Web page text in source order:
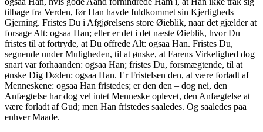
tilbage fra Verden, før Han havde fuldkommet sin Kjerligheds
Gjerning. Fristes Du i Afgjørelsens store Øieblik, naar det gjælder at
forsage Alt: ogsaa Han; eller er det i det næste Øieblik, hvor Du
fristes til at fortryde, at Du offrede Alt: ogsaa Han. Fristes Du,
segnende under Muligheden, til at ønske, at Farens Virkelighed dog
snart var forhaanden: ogsaa Han; fristes Du, forsmægtende, til at
ønske Dig Døden: ogsaa Han. Er Fristelsen den, at være forladt af
Menneskene: ogsaa Han fristedes; er den den – dog nei, den
Anfægtelse har dog vel intet Menneske oplevet, den Anfægtelse at
være forladt af Gud; men Han fristedes saaledes. Og saaledes paa
enhver Maade.